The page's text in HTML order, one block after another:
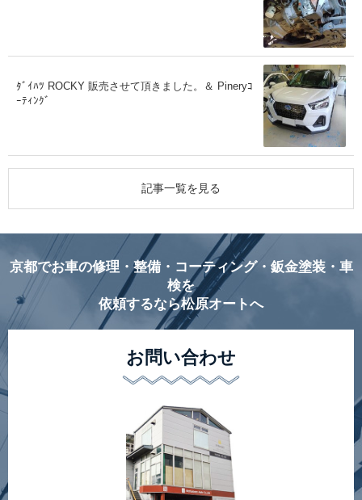
ﾀﾞｲﾊﾂ ROCKY 販売させて頂きました。＆ Pineryｺ
ｰﾃｨﾝｸﾞ
記事一覧を見る
京都でお車の修理・整備・コーティング・鈑金塗装・車
検を
依頼するなら松原オートへ
お問い合わせ